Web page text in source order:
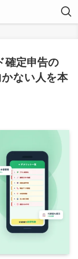
確定申告の
ない人を本